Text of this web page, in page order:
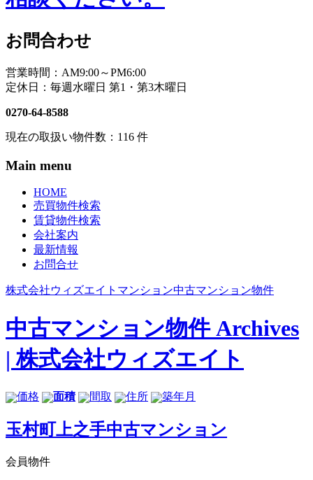
お問合わせ
営業時間：AM9:00～PM6:00
定休日：毎週水曜日 第1・第3木曜日
0270-64-8588
現在の取扱い物件数： 116 件
Main menu
HOME
売買物件検索
賃貸物件検索
会社案内
最新情報
お問合せ
株式会社ウィズエイト マンション中古マンション物件
中古マンション物件 Archives
| 株式会社ウィズエイト
価格 面積 間取 住所 築年月
玉村町上之手中古マンション
会員物件